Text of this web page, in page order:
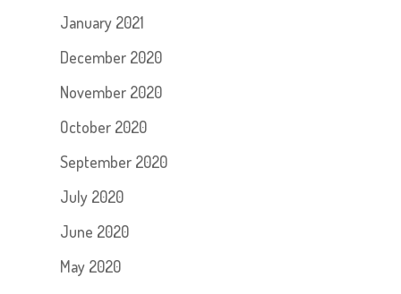
January 2021
December 2020
November 2020
October 2020
September 2020
July 2020
June 2020
May 2020